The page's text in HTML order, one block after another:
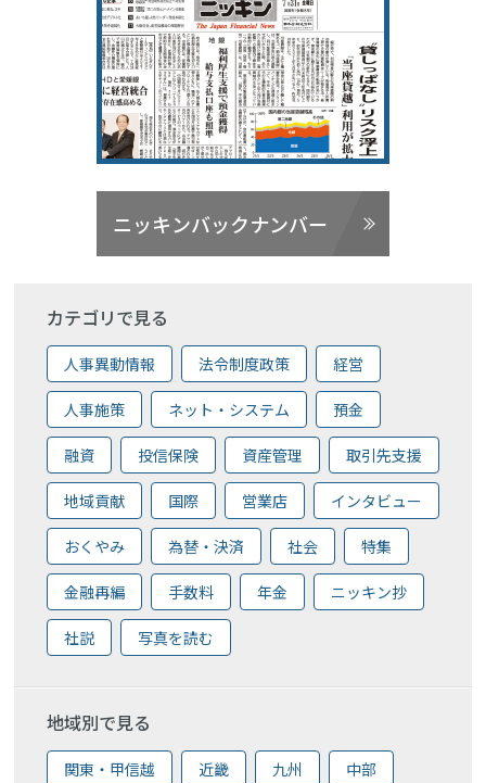
ニッキンバックナンバー
カテゴリで見る
人事異動情報 法令制度政策 経営
人事施策 ネット・システム 預金
融資 投信保険 資産管理 取引先支援
地域貢献 国際 営業店 インタビュー
おくやみ 為替・決済 社会 特集
金融再編 手数料 年金 ニッキン抄
社説 写真を読む
地域別で見る
関東・甲信越 近畿 九州 中部